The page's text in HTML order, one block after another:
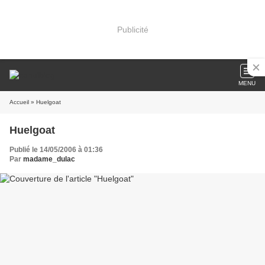
Publicité
MENU
Accueil » Huelgoat
Huelgoat
Publié le 14/05/2006 à 01:36
Par madame_dulac